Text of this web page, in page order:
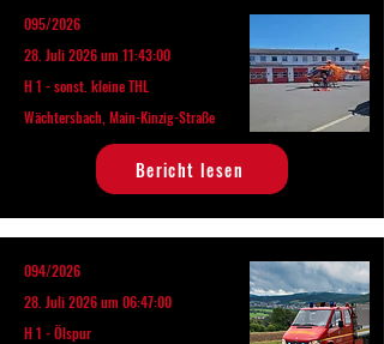
095/2026
28. Juli 2026 um 11:43:00
H 1 - sonst. kleine THL
Wächtersbach, Main-Kinzig-Straße
Bericht lesen
094/2026
28. Juli 2026 um 06:47:00
H 1 - Ölspur